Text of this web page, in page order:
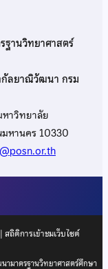
ฐานวิทยาศาสตร์
กัลยาณิวัฒนา กรม
าวิทยาลัย
หานคร 10330
ถิติการเข้าชมเว็บไซต์
มาตรฐานวิทยาศาสตร์ศึกษา